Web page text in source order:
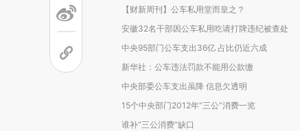
【财新周刊】公车私用堂而皇之？
安徽32名干部因公车私用吃请打牌违纪被查处
中央95部门公车支出36亿 占比仍近六成
新华社：公车违法罚款不能用公款缴
中央部委公车支出虽降 信息欠透明
15个中央部门2012年“三公”消费一览
谁补“三公消费”缺口